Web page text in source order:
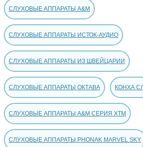
СЛУХОВЫЕ АППАРАТЫ A&M
СЛУХОВЫЕ АППАРАТЫ ИСТОК-АУДИО
СЛУХОВЫЕ АППАРАТЫ ИЗ ШВЕЙЦАРИИ
СЛУХОВЫЕ АППАРАТЫ ОКТАВА КОНХА
СЛУХОВЫЕ АППАРАТЫ A&M СЕРИЯ XTM
СЛУХОВЫЕ АППАРАТЫ PHONAK MARVEL SKY